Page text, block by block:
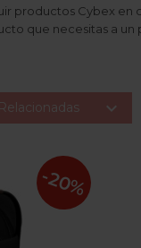
productos Cybex en
que necesitas a un

-20%